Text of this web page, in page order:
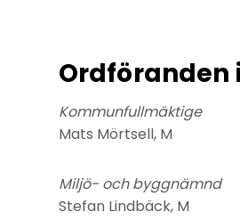
Kommunfullmäktige
Mats Mörtsell, M
Miljö- och byggnämnd
Stefan Lindbäck, M